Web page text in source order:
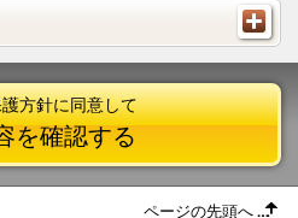
方針に同意して
を確認する
ページの先頭へ